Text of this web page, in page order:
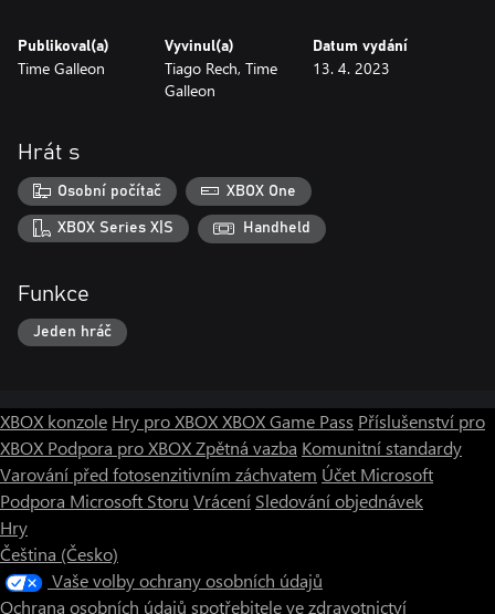
Publikoval(a)
Time Galleon
Vyvinul(a)
Tiago Rech, Time
Galleon
Datum vydání
13. 4. 2023
Hrát s
Osobní počítač XBOX One
XBOX Series X|S Handheld
Funkce
Jeden hráč
XBOX konzole Hry pro XBOXXBOX Game Pass Příslušenství pro
XBOX Podpora pro XBOXZpětná vazba Komunitní standardy
Varování před fotosenzitivním záchvatem Účet Microsoft
Podpora Microsoft Storu Vrácení Sledování objednávek
Hry
Čeština (Česko)
Vaše volby ochrany osobních údajů
Ochrana osobních údajů spotřebitele ve zdravotnictví